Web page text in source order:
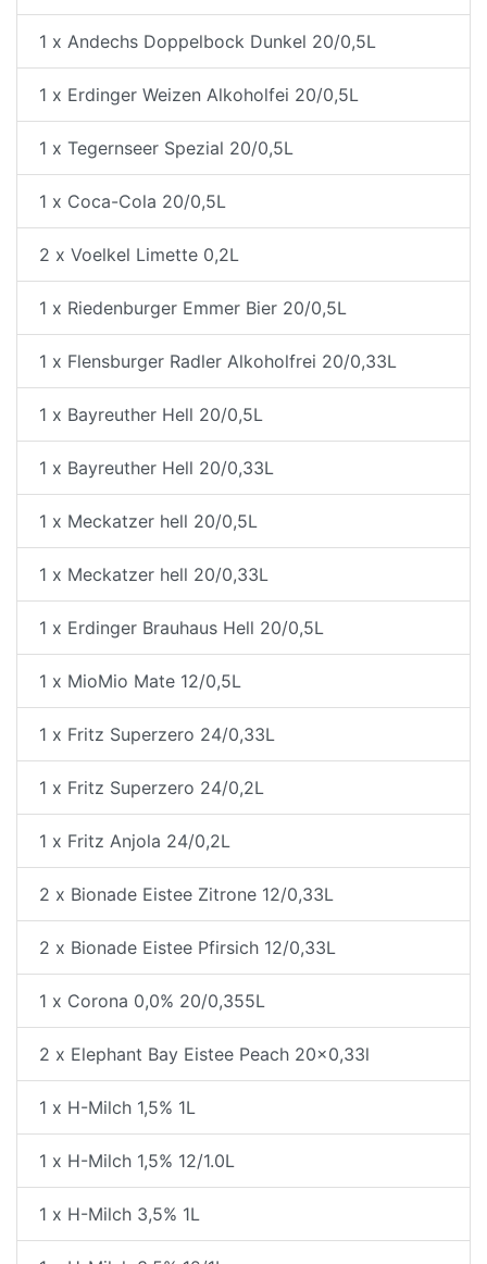
1 x Andechs Doppelbock Dunkel 20/0,5L
1 x Erdinger Weizen Alkoholfei 20/0,5L
1 x Tegernseer Spezial 20/0,5L
1 x Coca-Cola 20/0,5L
2 x Voelkel Limette 0,2L
1 x Riedenburger Emmer Bier 20/0,5L
1 x Flensburger Radler Alkoholfrei 20/0,33L
1 x Bayreuther Hell 20/0,5L
1 x Bayreuther Hell 20/0,33L
1 x Meckatzer hell 20/0,5L
1 x Meckatzer hell 20/0,33L
1 x Erdinger Brauhaus Hell 20/0,5L
1 x MioMio Mate 12/0,5L
1 x Fritz Superzero 24/0,33L
1 x Fritz Superzero 24/0,2L
1 x Fritz Anjola 24/0,2L
2 x Bionade Eistee Zitrone 12/0,33L
2 x Bionade Eistee Pfirsich 12/0,33L
1 x Corona 0,0% 20/0,355L
2 x Elephant Bay Eistee Peach 20x0,33l
1 x H-Milch 1,5% 1L
1 x H-Milch 1,5% 12/1.0L
1 x H-Milch 3,5% 1L